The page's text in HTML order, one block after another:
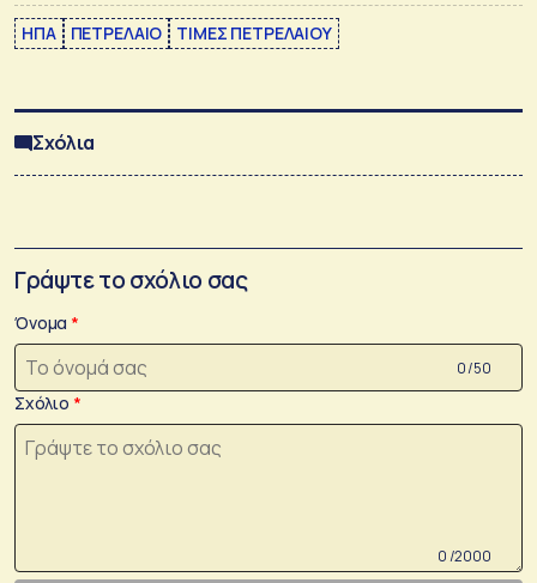
ΗΠΑ ΠΕΤΡΕΛΑΙΟ ΤΙΜΕΣ ΠΕΤΡΕΛΑΙΟΥ
Σχόλια
Γράψτε το σχόλιο σας
Όνομα
0 /50
Σχόλιο
0 /2000